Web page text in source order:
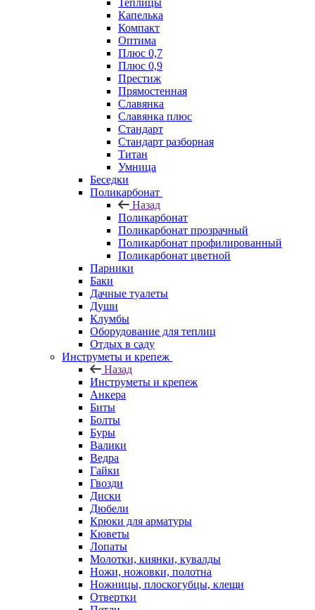
Теплицы
Капелька
Компакт
Оптима
Плюс 0,7
Плюс 0,9
Престиж
Прямостенная
Славянка
Славянка плюс
Стандарт
Стандарт разборная
Титан
Умница
Беседки
Поликарбонат
Назад
Поликарбонат
Поликарбонат прозрачный
Поликарбонат профилированный
Поликарбонат цветной
Парники
Баки
Дачные туалеты
Души
Клумбы
Оборудование для теплиц
Отдых в саду
Инструметы и крепеж
Назад
Инструметы и крепеж
Анкера
Биты
Болты
Буры
Валики
Ведра
Гайки
Гвозди
Диски
Дюбели
Крюки для арматуры
Кюветы
Лопаты
Молотки, киянки, кувалды
Ножи, ножовки, полотна
Ножницы, плоскогубцы, клещи
Отвертки